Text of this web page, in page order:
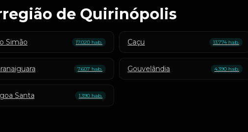
de Quirinópolis
Simão 17.020 hab. Caçu 13.774 hab.
7.607 hab. Gouvelândia 4.390 hab.
Santa 1.390 hab.